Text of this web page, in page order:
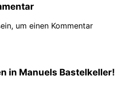
um einen Kommentar
in Manuels Bastelkeller!